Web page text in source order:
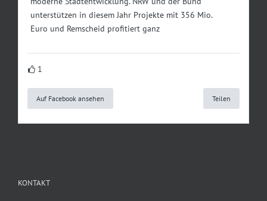
unterstützen in diesem Jahr Projekte mit 356 Mio.
Euro und Remscheid profitiert ganz
1
Auf Facebook ansehen Teilen
KONTAKT